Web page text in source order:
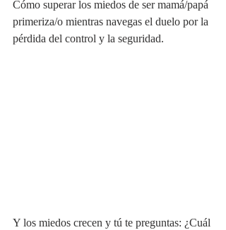
Cómo superar los miedos de ser mamá/papá
primeriza/o mientras navegas el duelo por la
pérdida del control y la seguridad.
Y los miedos crecen y tú te preguntas: ¿Cuál